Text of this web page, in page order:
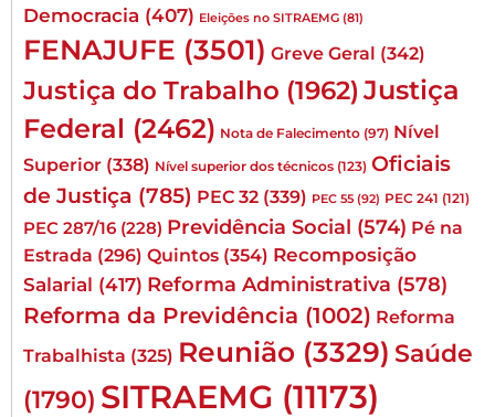
Democracia (407) Eleições no SITRAEMG (81)
FENAJUFE (3501) Greve Geral (342)
Justiça do Trabalho (1962) Justiça
Federal (2462) Nota de Falecimento (97) Nível
Superior (338) Nível superior dos técnicos (123) Oficiais
de Justiça (785) PEC 32 (339) PEC 55 (92) PEC 241 (121)
PEC 287/16 (228) Previdência Social (574) Pé na
Estrada (296) Quintos (354) Recomposição
Salarial (417) Reforma Administrativa (578)
Reforma da Previdência (1002) Reforma
Trabalhista (325) Reunião (3329) Saúde
(1790) SITRAEMG (11173)